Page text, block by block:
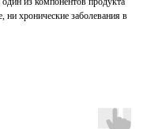
ни хронические заболевания в